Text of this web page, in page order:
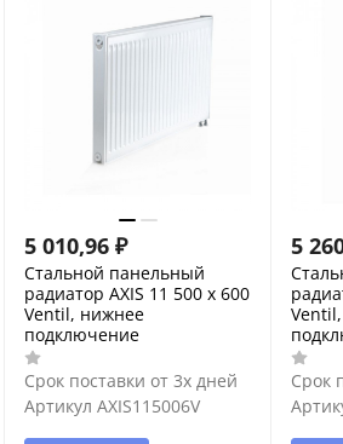
5 010,96 ₽
Стальной панельный
радиатор AXIS 11 500 x 600
Ventil, нижнее
подключение
Срок поставки от 3х дней
Артикул AXIS115006V
5
Срок